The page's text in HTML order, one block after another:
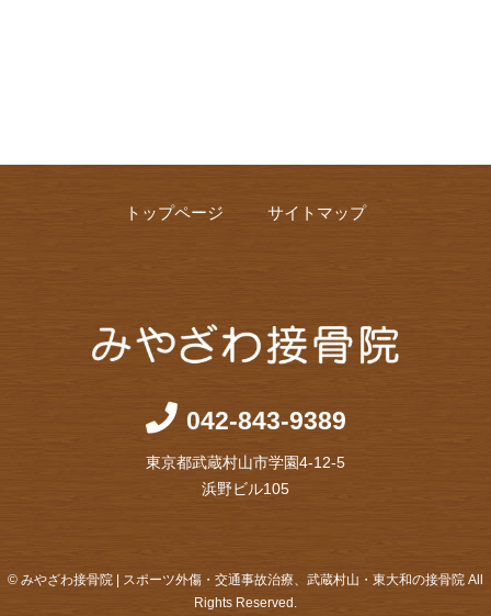
トップページ サイトマップ
042-843-9389
東京都武蔵村山市学園4-12-5
浜野ビル105
© みやざわ接骨院 | スポーツ外傷・交通事故治療、武蔵村山・東大和の接骨院 All
Rights Reserved.